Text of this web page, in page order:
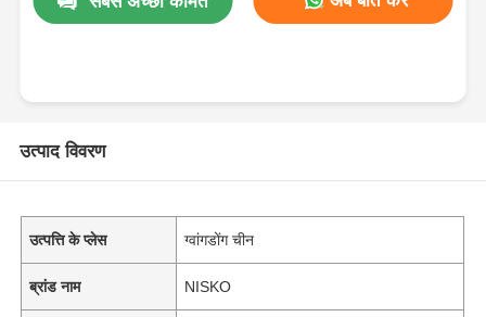
उत्पाद विवरण
उत्पत्ति के प्लेस ग्वांगडोंग चीन
ब्रांड नाम NISKO